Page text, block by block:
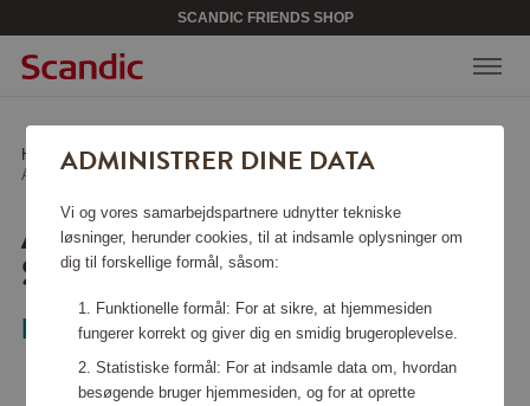
SCANDIC FRIENDS SHOP
Hjem /Køkkentilbehør/Andet køkkentilbehør/
AntiOx Wine Stopper Sølv
ANTIOX WINE STOPPER
SØLV
Pulltex
ADMINISTRER DINE DATA
Vi og vores samarbejdspartnere udnytter tekniske
løsninger, herunder cookies, til at indsamle oplysninger om
dig til forskellige formål, såsom:
Funktionelle formål: For at sikre, at hjemmesiden
fungerer korrekt og giver dig en smidig brugeroplevelse.
Statistiske formål: For at indsamle data om, hvordan
besøgende bruger hjemmesiden, og for at oprette